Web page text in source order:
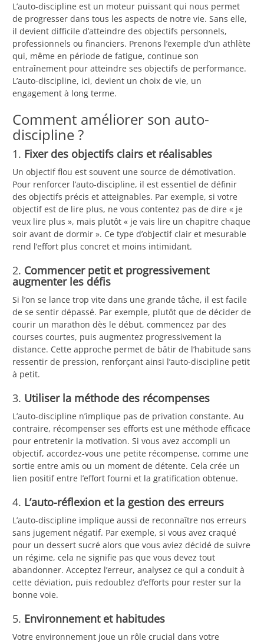
L’auto-discipline est un moteur puissant qui nous permet
de progresser dans tous les aspects de notre vie. Sans elle,
il devient difficile d’atteindre des objectifs personnels,
professionnels ou financiers. Prenons l’exemple d’un athlète
qui, même en période de fatigue, continue son
entraînement pour atteindre ses objectifs de performance.
L’auto-discipline, ici, devient un choix de vie, un
engagement à long terme.
Comment améliorer son auto-
discipline ?
1. Fixer des objectifs clairs et réalisables
Un objectif flou est souvent une source de démotivation.
Pour renforcer l’auto-discipline, il est essentiel de définir
des objectifs précis et atteignables. Par exemple, si votre
objectif est de lire plus, ne vous contentez pas de dire « je
veux lire plus », mais plutôt « je vais lire un chapitre chaque
soir avant de dormir ». Ce type d’objectif clair et mesurable
rend l’effort plus concret et moins intimidant.
2. Commencer petit et progressivement
augmenter les défis
Si l’on se lance trop vite dans une grande tâche, il est facile
de se sentir dépassé. Par exemple, plutôt que de décider de
courir un marathon dès le début, commencez par des
courses courtes, puis augmentez progressivement la
distance. Cette approche permet de bâtir de l’habitude sans
ressentir de pression, renforçant ainsi l’auto-discipline petit
à petit.
3. Utiliser la méthode des récompenses
L’auto-discipline n’implique pas de privation constante. Au
contraire, récompenser ses efforts est une méthode efficace
pour entretenir la motivation. Si vous avez accompli un
objectif, accordez-vous une petite récompense, comme une
sortie entre amis ou un moment de détente. Cela crée un
lien positif entre l’effort fourni et la gratification obtenue.
4. L’auto-réflexion et la gestion des erreurs
L’auto-discipline implique aussi de reconnaître nos erreurs
sans jugement négatif. Par exemple, si vous avez craqué
pour un dessert sucré alors que vous aviez décidé de suivre
un régime, cela ne signifie pas que vous devez tout
abandonner. Acceptez l’erreur, analysez ce qui a conduit à
cette déviation, puis redoublez d’efforts pour rester sur la
bonne voie.
5. Environnement et habitudes
Votre environnement joue un rôle crucial dans votre